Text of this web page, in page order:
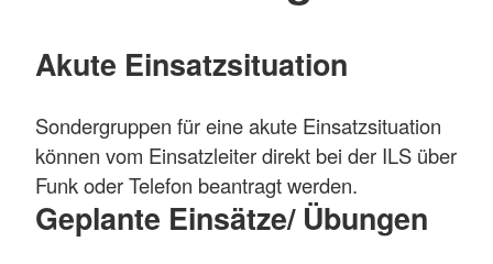
Akute Einsatzsituation
Sondergruppen für eine akute Einsatzsituation
können vom Einsatzleiter direkt bei der ILS über
Funk oder Telefon beantragt werden.
Geplante Einsätze/ Übungen